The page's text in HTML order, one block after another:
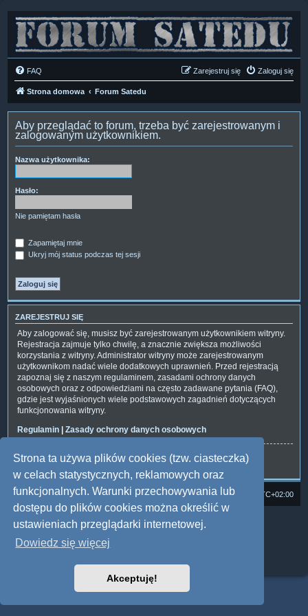
Strona ta używa plików cookies (tzw. ciasteczka)
w celach statystycznych, reklamowych oraz
funkcjonalnych. Warunki przechowywania lub
dostępu do plików cookies można określić w
ustawieniach przeglądarki internetowej.
Dowiedz się więcej
Akceptuję!
FAQ Zaloguj się
Zarejestruj się
Strona domowa Forum Satedu
Aby przeglądać to forum, trzeba być zarejestrowanym i
zalogowanym użytkownikiem.
Nazwa użytkownika:
Hasło:
Nie pamiętam hasła
Zapamiętaj mnie
Ukryj mój status podczas tej sesji
ZAREJESTRUJ SIĘ
Aby zalogować się, musisz być zarejestrowanym użytkownikiem witryny.
Rejestracja zajmuje tylko chwilę, a znacznie zwiększa możliwości
korzystania z witryny. Administrator witryny może zarejestrowanym
użytkownikom nadać wiele dodatkowych uprawnień. Przed rejestracją
zapoznaj się z naszym regulaminem, zasadami ochrony danych
osobowych oraz z odpowiedziami na często zadawane pytania (FAQ),
gdzie jest wyjaśnionych wiele podstawowych zagadnień dotyczących
funkcjonowania witryny.
Regulamin | Zasady ochrony danych osobowych
Zarejestruj się
Strona domowa Forum Satedu Strefa czasowa UTC+02:00
Technologię dostarcza phpBB® Forum Software © phpBB Limited
Polski pakiet językowy dostarcza
phpBB.pl
Style: Multi Design by Joyce&Luna
Zasady ochrony danych osobowych